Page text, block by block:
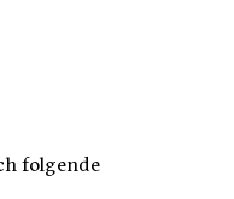
folgende